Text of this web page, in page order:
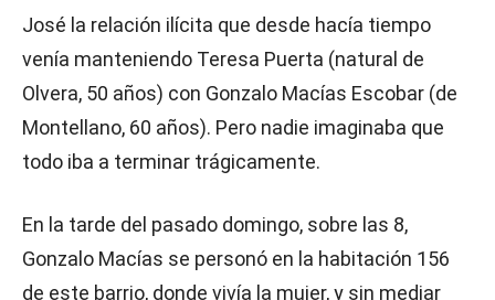
José la relación ilícita que desde hacía tiempo
venía manteniendo Teresa Puerta (natural de
Olvera, 50 años) con Gonzalo Macías Escobar (de
Montellano, 60 años). Pero nadie imaginaba que
todo iba a terminar trágicamente.
En la tarde del pasado domingo, sobre las 8,
Gonzalo Macías se personó en la habitación 156
de este barrio, donde vivía la mujer, y sin mediar